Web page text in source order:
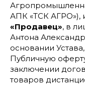
АПК «ТСК АГРО»),
«Продавец», в
Антона
основании
Публичную
заключении
товаров